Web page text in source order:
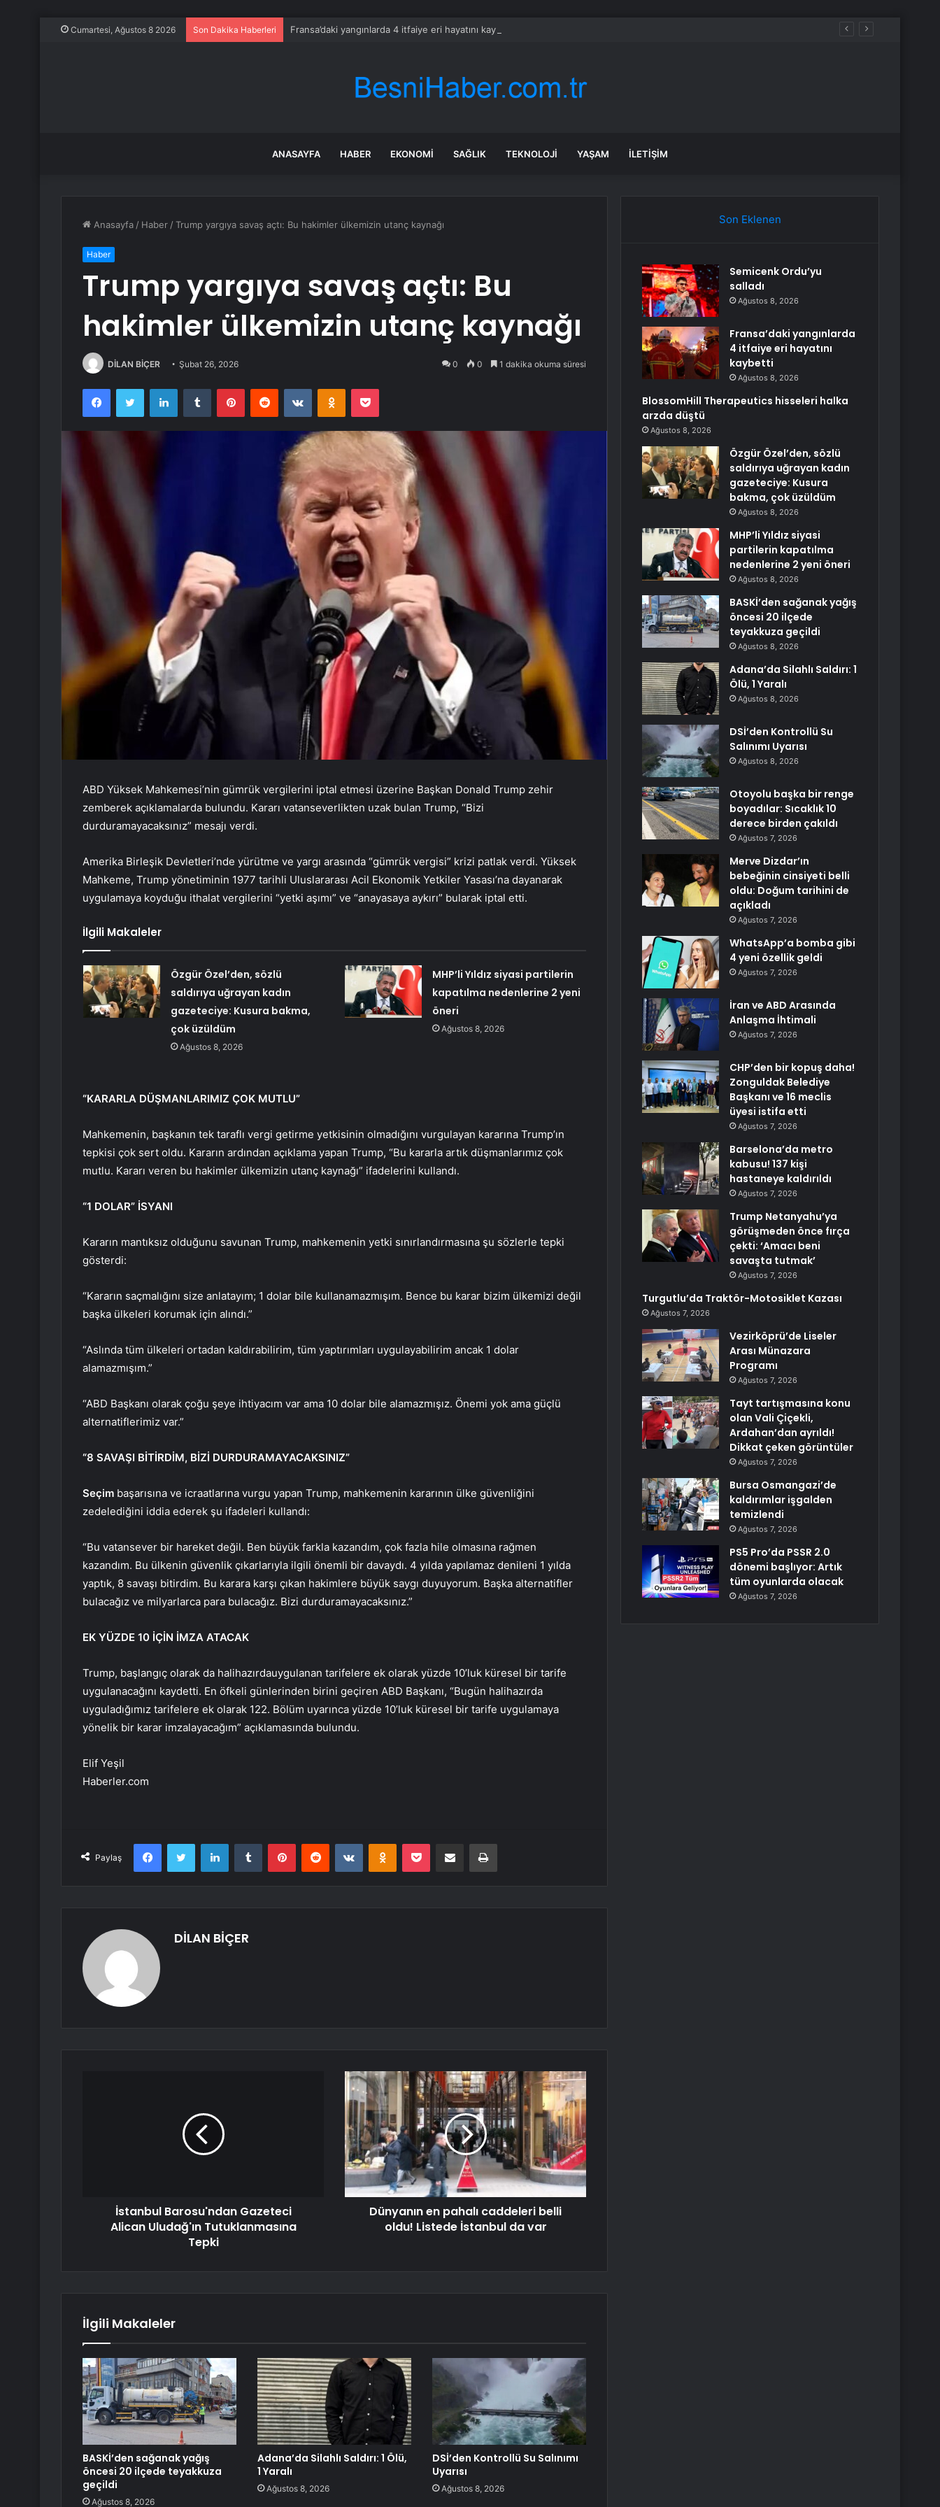
Cumartesi, Ağustos 8 2026 Son Dakika Haberleri Fransa’daki yangınlarda 4 itfaiye eri hayatını kaybetti
ANASAYFA HABER EKONOMI SAĞLIK TEKNOLOJI YAŞAM İLETIŞIM
Anasayfa / Haber /Trump yargıya savaş açtı: Bu hakimler ülkemizin utanç kaynağı
Haber
Trump yargıya savaş açtı: Bu
hakimler ülkemizin utanç kaynağı
DİLAN BİÇER Şubat 26, 2026 0 0 1 dakika okuma süresi
FacebookTwitter LinkedInTumblr PinterestReddit VKontakteOdnoklassniki
Pocket
ABD Yüksek Mahkemesi’nin gümrük vergilerini iptal etmesi üzerine Başkan Donald Trump zehir
zemberek açıklamalarda bulundu. Kararı vatanseverlikten uzak bulan Trump, “Bizi
durduramayacaksınız” mesajı verdi.
Amerika Birleşik Devletleri’nde yürütme ve yargı arasında “gümrük vergisi” krizi patlak verdi. Yüksek
Mahkeme, Trump yönetiminin 1977 tarihli Uluslararası Acil Ekonomik Yetkiler Yasası’na dayanarak
uygulamaya koyduğu ithalat vergilerini “yetki aşımı” ve “anayasaya aykırı” bularak iptal etti.
İlgili Makaleler
Özgür Özel’den, sözlü
saldırıya uğrayan kadın
gazeteciye: Kusura bakma,
çok üzüldüm
Ağustos 8, 2026
MHP’li Yıldız siyasi partilerin
kapatılma nedenlerine 2 yeni
öneri
Ağustos 8, 2026
“KARARLA DÜŞMANLARIMIZ ÇOK MUTLU”
Mahkemenin, başkanın tek taraflı vergi getirme yetkisinin olmadığını vurgulayan kararına Trump’ın
tepkisi çok sert oldu. Kararın ardından açıklama yapan Trump, “Bu kararla artık düşmanlarımız çok
mutlu. Kararı veren bu hakimler ülkemizin utanç kaynağı” ifadelerini kullandı.
“1 DOLAR” İSYANI
Kararın mantıksız olduğunu savunan Trump, mahkemenin yetki sınırlandırmasına şu sözlerle tepki
gösterdi:
“Kararın saçmalığını size anlatayım; 1 dolar bile kullanamazmışım. Bence bu karar bizim ülkemizi değil
başka ülkeleri korumak için alındı.”
“Aslında tüm ülkeleri ortadan kaldırabilirim, tüm yaptırımları uygulayabilirim ancak 1 dolar
alamazmışım.”
“ABD Başkanı olarak çoğu şeye ihtiyacım var ama 10 dolar bile alamazmışız. Önemi yok ama güçlü
alternatiflerimiz var.”
“8 SAVAŞI BİTİRDİM, BİZİ DURDURAMAYACAKSINIZ”
Seçim başarısına ve icraatlarına vurgu yapan Trump, mahkemenin kararının ülke güvenliğini
zedelediğini iddia ederek şu ifadeleri kullandı:
“Bu vatansever bir hareket değil. Ben büyük farkla kazandım, çok fazla hile olmasına rağmen
kazandım. Bu ülkenin güvenlik çıkarlarıyla ilgili önemli bir davaydı. 4 yılda yapılamaz denileni 1 yılda
yaptık, 8 savaşı bitirdim. Bu karara karşı çıkan hakimlere büyük saygı duyuyorum. Başka alternatifler
bulacağız ve milyarlarca para bulacağız. Bizi durduramayacaksınız.”
EK YÜZDE 10 İÇİN İMZA ATACAK
Trump, başlangıç olarak da halihazırdauygulanan tarifelere ek olarak yüzde 10’luk küresel bir tarife
uygulanacağını kaydetti. En öfkeli günlerinden birini geçiren ABD Başkanı, “Bugün halihazırda
uyguladığımız tarifelere ek olarak 122. Bölüm uyarınca yüzde 10’luk küresel bir tarife uygulamaya
yönelik bir karar imzalayacağım” açıklamasında bulundu.
Elif Yeşil
Haberler.com
Paylaş
FacebookTwitter LinkedInTumblr PinterestReddit VKontakteOdnoklassniki
Pocket E-Posta ile paylaş Yazdır
DİLAN BİÇER
İstanbul Barosu'ndan Gazeteci
Alican Uludağ'ın Tutuklanmasına
Tepki
Dünyanın en pahalı caddeleri belli
oldu! Listede İstanbul da var
İlgili Makaleler
BASKİ’den sağanak yağış
öncesi 20 ilçede teyakkuza
geçildi
Ağustos 8, 2026
Adana’da Silahlı Saldırı: 1 Ölü,
1 Yaralı
Ağustos 8, 2026
DSİ’den Kontrollü Su Salınımı
Uyarısı
Ağustos 8, 2026
Son Eklenen
Semicenk Ordu’yu
salladı
Ağustos 8, 2026
Fransa’daki yangınlarda
4 itfaiye eri hayatını
kaybetti
Ağustos 8, 2026
BlossomHill Therapeutics hisseleri halka
arzda düştü
Ağustos 8, 2026
Özgür Özel’den, sözlü
saldırıya uğrayan kadın
gazeteciye: Kusura
bakma, çok üzüldüm
Ağustos 8, 2026
MHP’li Yıldız siyasi
partilerin kapatılma
nedenlerine 2 yeni öneri
Ağustos 8, 2026
BASKİ’den sağanak yağış
öncesi 20 ilçede
teyakkuza geçildi
Ağustos 8, 2026
Adana’da Silahlı Saldırı: 1
Ölü, 1 Yaralı
Ağustos 8, 2026
DSİ’den Kontrollü Su
Salınımı Uyarısı
Ağustos 8, 2026
Otoyolu başka bir renge
boyadılar: Sıcaklık 10
derece birden çakıldı
Ağustos 7, 2026
Merve Dizdar’ın
bebeğinin cinsiyeti belli
oldu: Doğum tarihini de
açıkladı
Ağustos 7, 2026
WhatsApp’a bomba gibi
4 yeni özellik geldi
Ağustos 7, 2026
İran ve ABD Arasında
Anlaşma İhtimali
Ağustos 7, 2026
CHP’den bir kopuş daha!
Zonguldak Belediye
Başkanı ve 16 meclis
üyesi istifa etti
Ağustos 7, 2026
Barselona’da metro
kabusu! 137 kişi
hastaneye kaldırıldı
Ağustos 7, 2026
Trump Netanyahu’ya
görüşmeden önce fırça
çekti: ‘Amacı beni
savaşta tutmak’
Ağustos 7, 2026
Turgutlu’da Traktör-Motosiklet Kazası
Ağustos 7, 2026
Vezirköprü’de Liseler
Arası Münazara
Programı
Ağustos 7, 2026
Tayt tartışmasına konu
olan Vali Çiçekli,
Ardahan’dan ayrıldı!
Dikkat çeken görüntüler
Ağustos 7, 2026
Bursa Osmangazi’de
kaldırımlar işgalden
temizlendi
Ağustos 7, 2026
PS5 Pro’da PSSR 2.0
dönemi başlıyor: Artık
tüm oyunlarda olacak
Ağustos 7, 2026